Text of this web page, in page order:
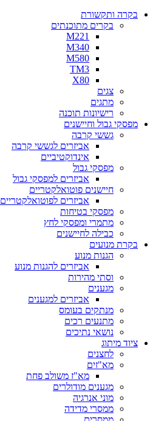
בקרה ותקשורת
בקרים מתוכנתים
M221
M340
M580
TM3
X80
צגים
מתגים
רישיונות תוכנה
מפסקי גבול וחיישנים
גששי קרבה
אביזרים לגששי קרבה
אינדוקטיביים
מפסקי גבול
אביזרים למפסקי גבול
חיישנים פוטואלקטריים
אביזרים לפוטואלקטריים
מפסקי בטיחות
מתמרי ומפסקי לחץ
כבילה לחיישנים
בקרת מנועים
הגנות מנוע
אביזרים להגנות מנוע
וסתי מהירות
מגענים
אביזרים למגענים
מנתקים בעומס
מתנעים רכים
נושאי נתיכים
ציוד מיתוג
לחצנים
מא"זים
מא"ז משולב פחת
מגענים מודולרים
מוני אנרגיה
ממסרי מדידה